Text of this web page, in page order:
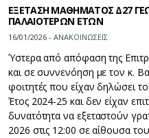
ΕΞΕΤΑΣΗ ΜΑΘΗΜΑΤΟΣ Δ27
ΠΑΛΑΙΟΤΕΡΩΝ ΕΤΩΝ
16/01/2026 - ΑΝΑΚΟΙΝΩΣΕΙΣ
Ύστερα από απόφαση της
και σε συννενόηση με τον κ.
φοιτητές που είχαν δηλώσει
Έτος 2024-25 και δεν είχαν
δυνατότητα να εξεταστούν
2026 στις 12:00 σε αίθουσα